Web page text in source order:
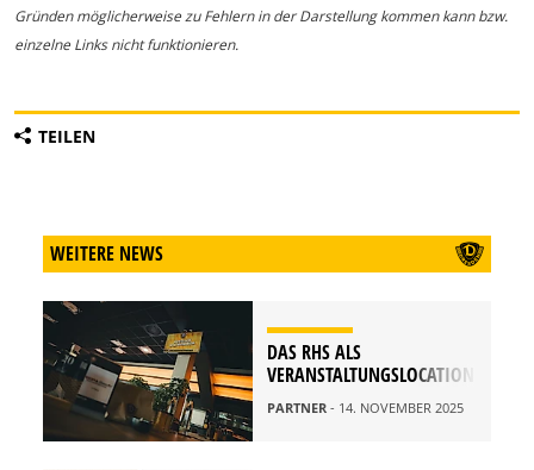
Gründen möglicherweise zu Fehlern in der Darstellung kommen kann bzw.
einzelne Links nicht funktionieren.
TEILEN
WEITERE NEWS
DAS RHS ALS
VERANSTALTUNGSLOCATION
PARTNER - 14. NOVEMBER 2025